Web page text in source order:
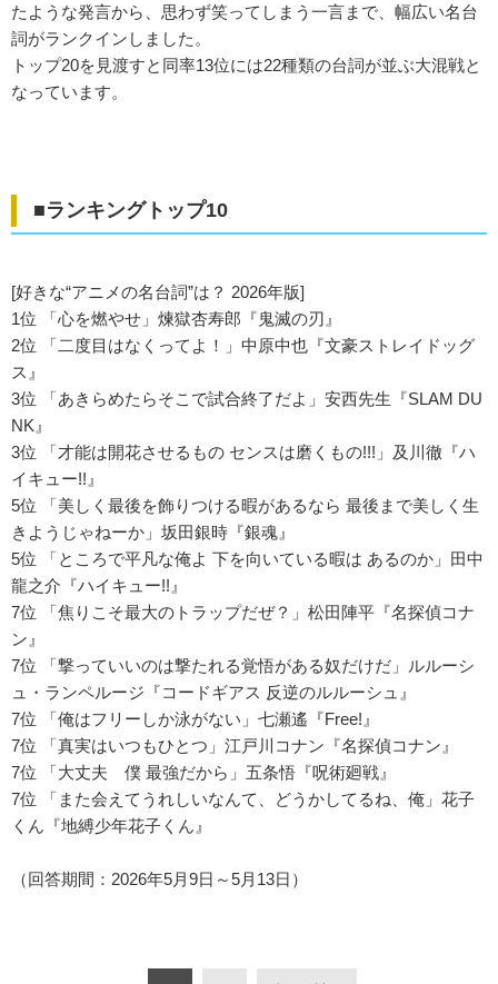
たような発言から、思わず笑ってしまう一言まで、幅広い名台
詞がランクインしました。
トップ20を見渡すと同率13位には22種類の台詞が並ぶ大混戦と
なっています。
■ランキングトップ10
[好きな“アニメの名台詞”は？ 2026年版]
1位 「心を燃やせ」煉獄杏寿郎『鬼滅の刃』
2位 「二度目はなくってよ！」中原中也『文豪ストレイドッグ
ス』
3位 「あきらめたらそこで試合終了だよ」安西先生『SLAM DU
NK』
3位 「才能は開花させるもの センスは磨くもの!!!」及川徹『ハ
イキュー!!』
5位 「美しく最後を飾りつける暇があるなら 最後まで美しく生
きようじゃねーか」坂田銀時『銀魂』
5位 「ところで平凡な俺よ 下を向いている暇は あるのか」田中
龍之介『ハイキュー!!』
7位 「焦りこそ最大のトラップだぜ？」松田陣平『名探偵コナ
ン』
7位 「撃っていいのは撃たれる覚悟がある奴だけだ」ルルーシ
ュ・ランペルージ『コードギアス 反逆のルルーシュ』
7位 「俺はフリーしか泳がない」七瀬遙『Free!』
7位 「真実はいつもひとつ」江戸川コナン『名探偵コナン』
7位 「大丈夫 僕 最強だから」五条悟『呪術廻戦』
7位 「また会えてうれしいなんて、どうかしてるね、俺」花子
くん『地縛少年花子くん』
（回答期間：2026年5月9日～5月13日）